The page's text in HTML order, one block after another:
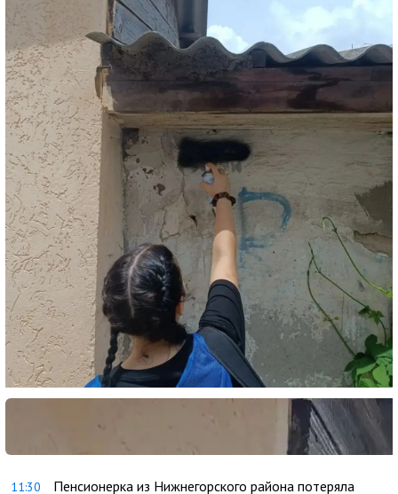
11:30
Пенсионерка из Нижнегорского района потеряла